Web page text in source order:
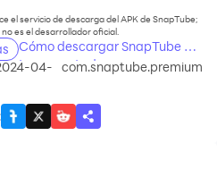
el servicio de descarga del APK de SnapTube;
no es el desarrollador oficial.
Cómo descargar SnapTube en
tu computadora
04- com.snaptube.premium
: